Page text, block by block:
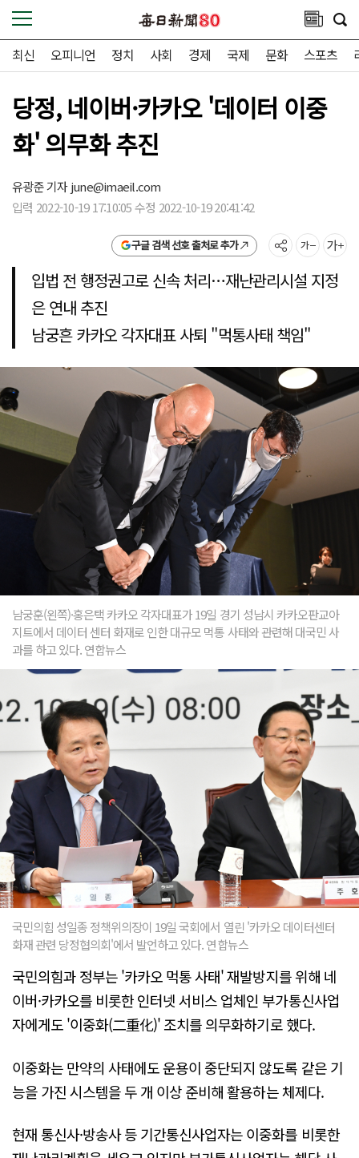
최신 오피니언 정치 사회 경제 국제 문화 스포츠
당정, 네이버·카카오 '데이터 이중
화' 의무화 추진
유광준 기자june@imaeil.com
입력 2022-10-19 17:10:05 수정 2022-10-19 20:41:42
구글 검색 선호 출처로 추가
입법 전 행정권고로 신속 처리…재난관리시설 지정
은 연내 추진
남궁흔 카카오 각자대표 사퇴 "먹통사태 책임"
남궁훈(왼쪽)·홍은택 카카오 각자대표가 19일 경기 성남시 카카오판교아
지트에서 데이터 센터 화재로 인한 대규모 먹통 사태와 관련해 대국민 사
과를 하고 있다. 연합뉴스
국민의힘 성일종 정책위의장이 19일 국회에서 열린 '카카오 데이터센터
화재 관련 당정협의회'에서 발언하고 있다. 연합뉴스
국민의힘과 정부는 '카카오 먹통 사태' 재발방지를 위해 네
이버·카카오를 비롯한 인터넷 서비스 업체인 부가통신사업
자에게도 '이중화(二重化)' 조치를 의무화하기로 했다.
이중화는 만약의 사태에도 운용이 중단되지 않도록 같은 기
능을 가진 시스템을 두 개 이상 준비해 활용하는 체제다.
현재 통신사·방송사 등 기간통신사업자는 이중화를 비롯한